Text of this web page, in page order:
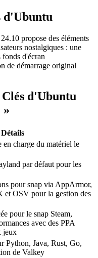
d'Ubuntu
propose des éléments
nostalgiques : une
fonds d'écran
de démarrage original
Clés d'Ubuntu
»
Détails
charge du matériel le
par défaut pour les
pour snap via AppArmor,
et OSV pour la gestion des
pour le snap Steam,
avec des PPA
jeux
Python, Java, Rust, Go,
de Valkey